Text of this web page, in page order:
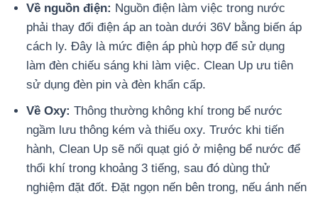
Về nguồn điện: Nguồn điện làm việc trong nước
phải thay đổi điện áp an toàn dưới 36V bằng biến áp
cách ly. Đây là mức điện áp phù hợp để sử dụng
làm đèn chiếu sáng khi làm việc. Clean Up ưu tiên
sử dụng đèn pin và đèn khẩn cấp.
Về Oxy: Thông thường không khí trong bể nước
ngầm lưu thông kém và thiếu oxy. Trước khi tiến
hành, Clean Up sẽ nối quạt gió ở miệng bể nước để
thổi khí trong khoảng 3 tiếng, sau đó dùng thử
nghiệm đặt đốt. Đặt ngọn nến bên trong, nếu ánh nến